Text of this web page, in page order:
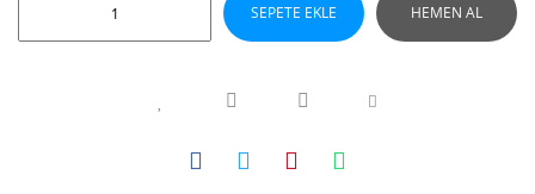
SEPETE EKLE HEMEN AL